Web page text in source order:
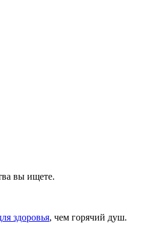
вы ищете.
здоровья, чем горячий душ.